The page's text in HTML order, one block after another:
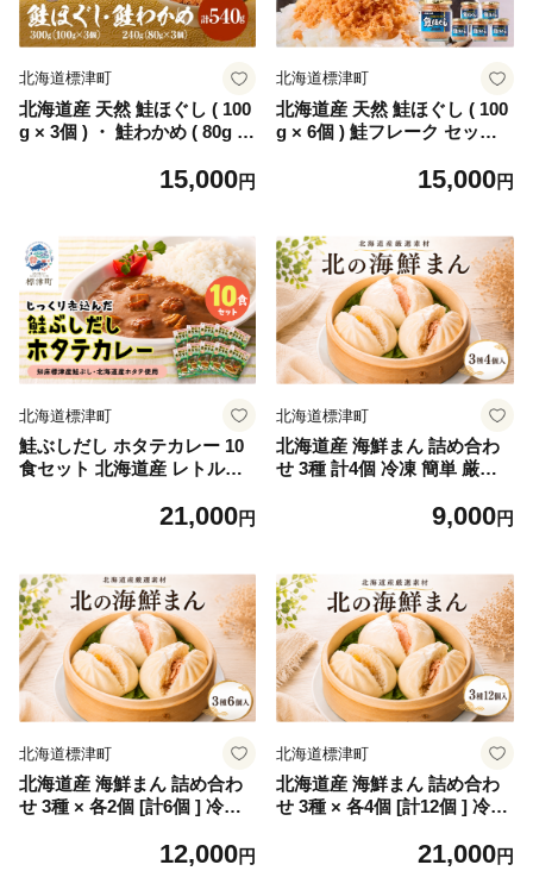
北海道 標津町
北海道標津町
北海道産 天然 鮭ほぐし ( 100
g × 3個 ) ・ 鮭わかめ ( 80g ×
レーク 瓶詰め 瓶詰 瓶 びん
サケ さけ シャケフレーク し
ゃけふれーく フレーク ふれ
ーく 魚介類 魚貝類 加工品 贈
答用 贈答 お弁当 おにぎり パ
スタ お茶漬け ご飯 ごはん 北
海道 標津町
15,000円
北海道標津町
北海道産 天然 鮭ほぐし ( 100
g × 6個 ) 鮭フレーク セット
びん ほぐし さけほぐし ほぐ
ク ふれーく 魚介類 魚貝類 加
工品 贈答用 贈答 贈り物 お弁
当 子ども 子供 こども おにぎ
り パスタ お茶漬け ご飯 ごは
ん ご飯のお供 北海道 標津町
15,000円
北海道標津町
鮭ぶしだし ホタテカレー 10
食セット 北海道産 レトルト
タテ ほたて 帆立 かれー れと
常温保存 長期保存 保存食 備
蓄食 ストック すとっく 常備
非常食 防災 鮭 さけ サケ し
ゃけ シャケ 鮭ぶし だし 出汁
ダシ ご当地 ご当地カレー 北
海道 標津町
21,000円
北海道標津町
北海道産 海鮮まん 詰め合わ
せ 3種 計4個 冷凍 簡単 厳選
立 ホタテ ほたて 明太子 惣菜
ンチン お歳暮 お中元 肉まん
にくまん 肉饅頭 北海道 標津
町
9,000円
北海道標津町
北海道産 海鮮まん 詰め合わ
せ 3種 × 各2個 [計6個 ] 冷凍
帆立 ホタテ ほたて 明太子 惣
12,000円
北海道標津町
北海道産 海鮮まん 詰め合わ
せ 3種 × 各4個 [計12個 ] 冷凍
イクラ 帆立 ホタテ ほたて 明
21,000円